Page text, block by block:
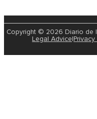
Copyright © 2026 Diario de
Legal Advice|